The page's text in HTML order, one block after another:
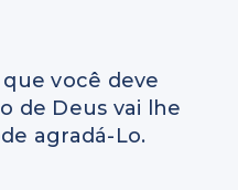
você deve
de Deus vai lhe
agradá-Lo.